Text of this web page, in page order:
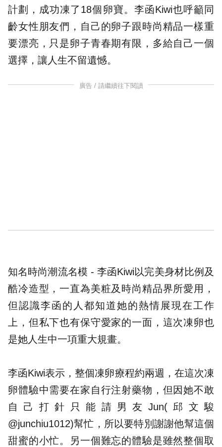
計劃，成功凍了18個卵寶。李函Kiwi也呼籲同
齡女性朋友們，自己的卵子跟時尚精品一樣重
要漂亮，只是卵子青春期有限，多給自己一個
選擇，讓人生不留遺憾。
廣告 / 請繼續往下閱讀
知名時尚潮流名模 - 李函Kiwi以完美身材比例及
酷冷造型，一直為美粧及時尚精品界所愛用，
但認識李函的人都知道她的熱情展現在工作
上，但私下也有保守愛家的一面，這次凍卵也
是她人生中一項重大規畫。
李函Kiwi表示，整個凍卵療程約兩週，在這次凍
卵體驗中需要在家自行注射藥物，但因她不敢
自己打針只能請男友Jun(邱文駿
@junchiu1012)幫忙，所以要特別謝謝他幫這個
甜蜜的小忙。另一個難忘的體驗是雖然整個取